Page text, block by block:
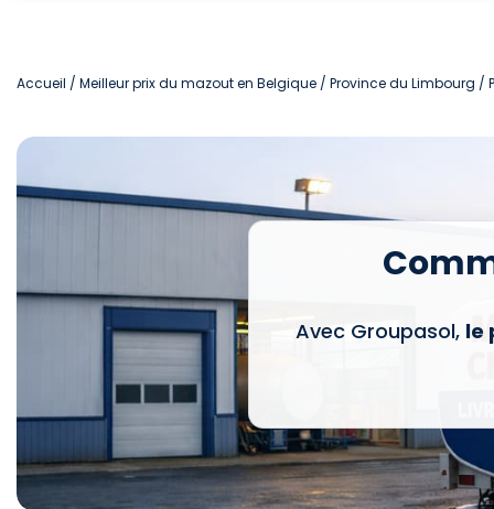
Accueil / Meilleur prix du mazout en Belgique / Province du Limbourg /
Avec Groupasol, le